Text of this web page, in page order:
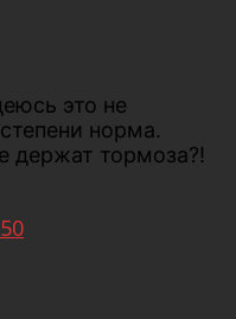
это не
норма.
держат тормоза?!